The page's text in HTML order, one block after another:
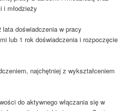
i młodzieży
doświadczenia w pracy
lub 1 rok doświadczenia i rozpoczęcie
najchętniej z wykształceniem
do aktywnego włączania się w